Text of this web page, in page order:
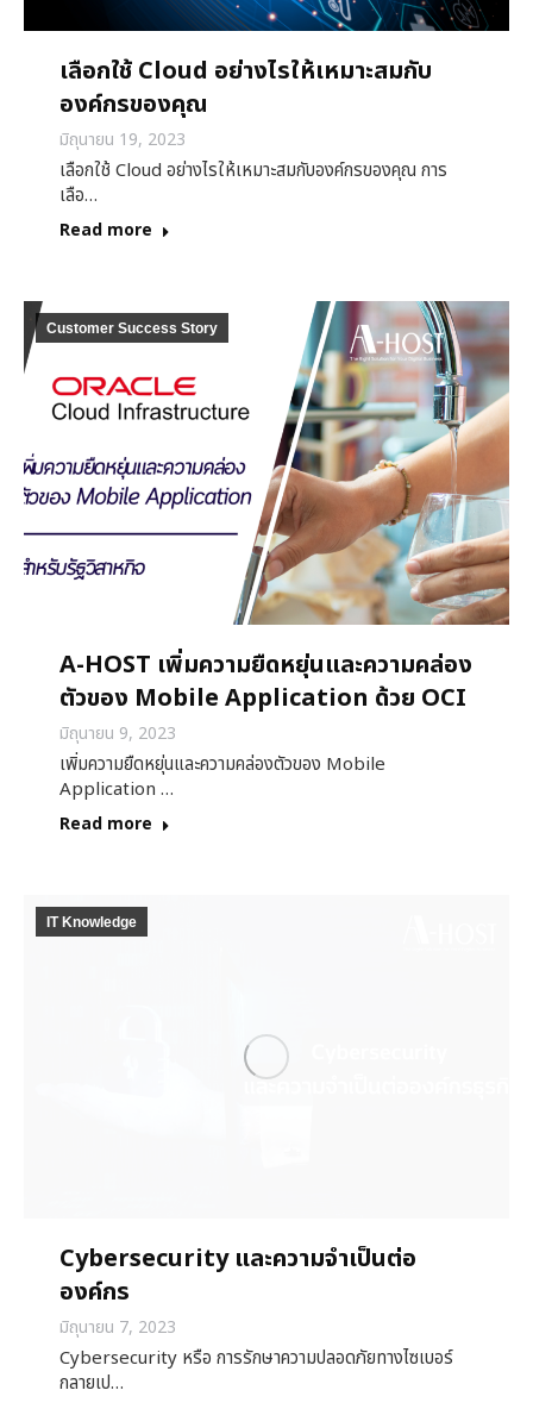
เลือกใช้ Cloud อย่างไรให้เหมาะสมกับ
องค์กรของคุณ
มิถุนายน 19, 2023
เลือกใช้ Cloud อย่างไรให้เหมาะสมกับองค์กรของคุณ การ
เลือ…
Read more
Customer Success Story
A-HOST เพิ่มความยืดหยุ่นและความคล่อง
ตัวของ Mobile Application ด้วย OCI
มิถุนายน 9, 2023
เพิ่มความยืดหยุ่นและความคล่องตัวของ Mobile
Application …
Read more
IT Knowledge
Cybersecurity และความจำเป็นต่อ
องค์กร
มิถุนายน 7, 2023
Cybersecurity หรือ การรักษาความปลอดภัยทางไซเบอร์
กลายเป…